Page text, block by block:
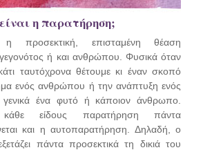
η παρατήρηση;
η προσεκτική, επισταμένη θέαση
γεγονότος ή και ανθρώπου. Φυσικά όταν
ταυτόχρονα θέτουμε κι έναν σκοπό
ενός ανθρώπου ή την ανάπτυξη ενός
γενικά ένα φυτό ή κάποιον άνθρωπο.
είδους παρατήρηση πάντα
και η αυτοπαρατήρηση. Δηλαδή, ο
πάντα προσεκτικά τη δικιά του